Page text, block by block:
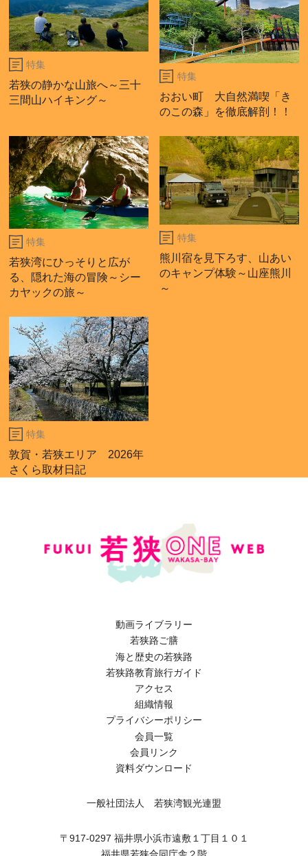
特集
若狭の静かな山旅へ～三十
三間山ハイキング～
特集
おおい町 大自然満喫「き
のこの森」を徹底解剖！！
特集
若狭湾にひっそりと広が
る、隠れた海の冒険～シー
カヤックの旅～
特集
熊川宿を見下ろす、山あい
のキャンプ体験～山座熊川
～
特集
敦賀・若狭エリア 2026年
さくら取材日記
動画ライブラリー
若狭路ご膳
海と歴史の若狭路
若狭路教育旅行ガイド
アクセス
組織情報
プライバシーポリシー
会員一覧
会員リンク
資料ダウンロード
一般社団法人 若狭湾観光連盟
〒917-0297 福井県小浜市遠敷１丁目１０１